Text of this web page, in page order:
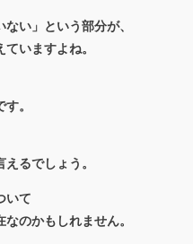
い」という部分が、
いますよね。
。
るでしょう。
いて
のかもしれません。